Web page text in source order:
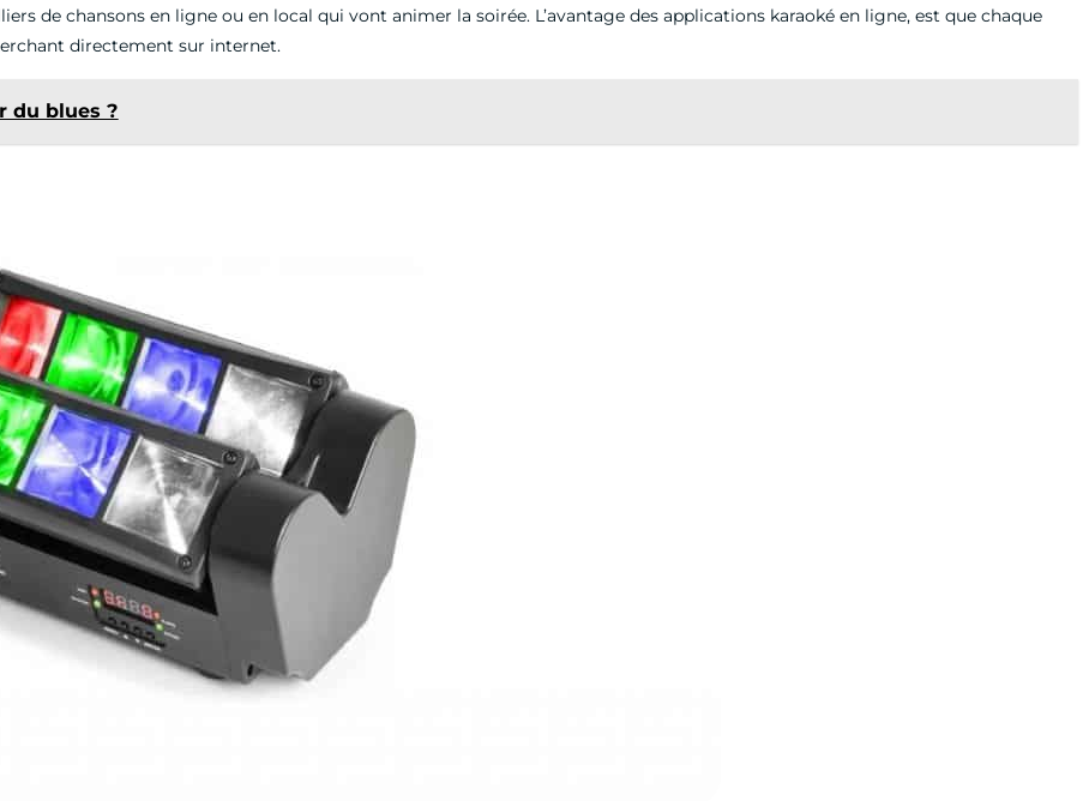
de chansons en ligne ou en local qui vont animer la soirée. L’avantage des applications karaoké en ligne, est que chaque
directement sur internet.
du blues ?